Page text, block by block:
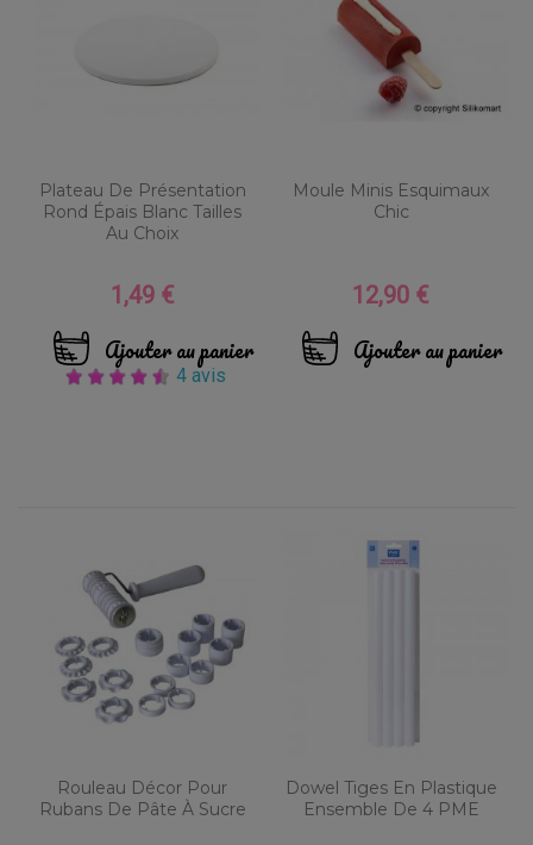
Plateau De Présentation
Rond Épais Blanc Tailles
Au Choix
Prix
1,49 €
Ajouter au panier
4 avis
Moule Minis Esquimaux
Chic
Prix
12,90 €
Ajouter au panier
Rouleau Décor Pour
Rubans De Pâte À Sucre
Dowel Tiges En Plastique
Ensemble De 4 PME